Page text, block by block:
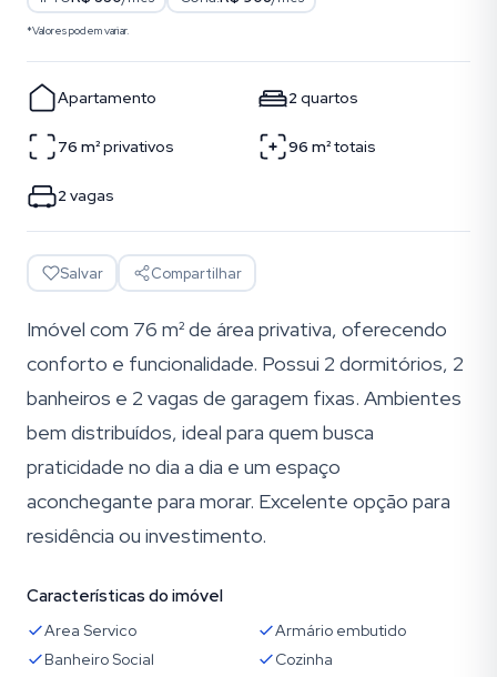
*Valores podem variar.
Apartamento 2 quartos
76 m²privativos 96 m²totais
2 vagas
Salvar Compartilhar
Imóvel com 76 m² de área privativa, oferecendo
conforto e funcionalidade. Possui 2 dormitórios, 2
banheiros e 2 vagas de garagem fixas. Ambientes
bem distribuídos, ideal para quem busca
praticidade no dia a dia e um espaço
aconchegante para morar. Excelente opção para
residência ou investimento.
Características do imóvel
Area Servico
Armário embutido
Banheiro Social
Cozinha